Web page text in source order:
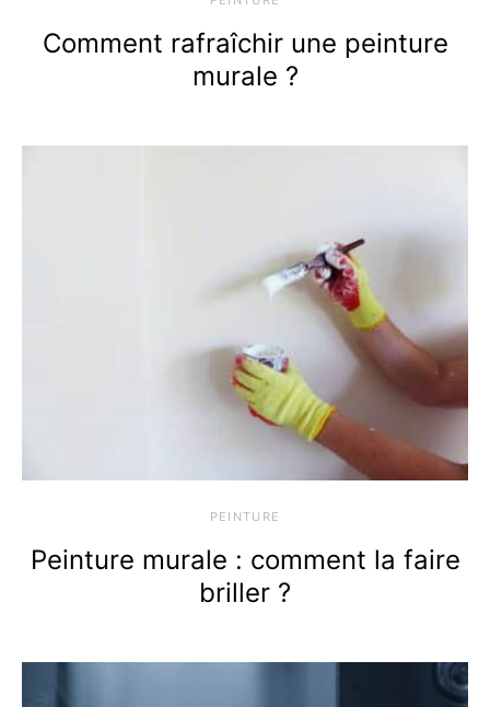
Comment rafraîchir une peinture
murale ?
PEINTURE
Peinture murale : comment la faire
briller ?